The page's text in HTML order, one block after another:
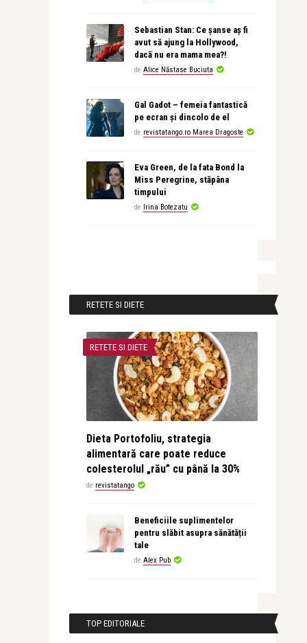
Sebastian Stan: Ce șanse aș fi
avut să ajung la Hollywood,
dacă nu era mama mea?!
de Alice Năstase Buciuta
Gal Gadot – femeia fantastică
pe ecran și dincolo de el
de revistatango.ro Marea Dragoste
Eva Green, de la fata Bond la
Miss Peregrine, stăpâna
timpului
de Irina Botezatu
RETETE SI DIETE
RETETE SI DIETE
Dieta Portofoliu, strategia
alimentară care poate reduce
colesterolul „rău” cu până la 30%
de revistatango
Beneficiile suplimentelor
pentru slăbit asupra sănătății
tale
de Alex Pub
TOP EDITORIALE